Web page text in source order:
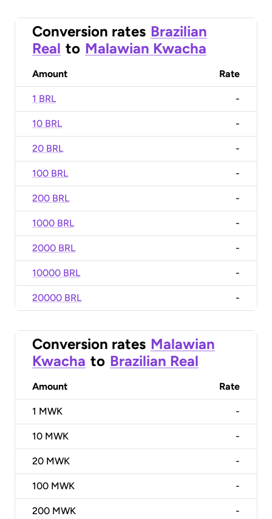
Conversion rates Brazilian
Real to Malawian Kwacha
Amount Rate
1 BRL -
10 BRL -
20 BRL -
100 BRL -
200 BRL -
1000 BRL -
2000 BRL -
10000 BRL -
20000 BRL -
Conversion rates Malawian
Kwacha to Brazilian Real
Amount Rate
1 MWK -
10 MWK -
20 MWK -
100 MWK -
200 MWK -